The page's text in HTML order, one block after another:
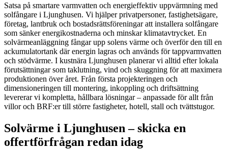
Satsa på smartare varmvatten och energieffektiv uppvärmning med
solfångare i Ljunghusen. Vi hjälper privatpersoner, fastighetsägare,
företag, lantbruk och bostadsrättsföreningar att installera solfångare
som sänker energikostnaderna och minskar klimatavtrycket. En
solvärmeanläggning fångar upp solens värme och överför den till en
ackumulatortank där energin lagras och används för tappvarmvatten
och stödvärme. I kustnära Ljunghusen planerar vi alltid efter lokala
förutsättningar som taklutning, vind och skuggning för att maximera
produktionen över året. Från första projekteringen och
dimensioneringen till montering, inkoppling och driftsättning
levererar vi kompletta, hållbara lösningar – anpassade för allt från
villor och BRF:er till större fastigheter, hotell, stall och tvättstugor.
Solvärme i Ljunghusen – skicka en
offertförfrågan redan idag